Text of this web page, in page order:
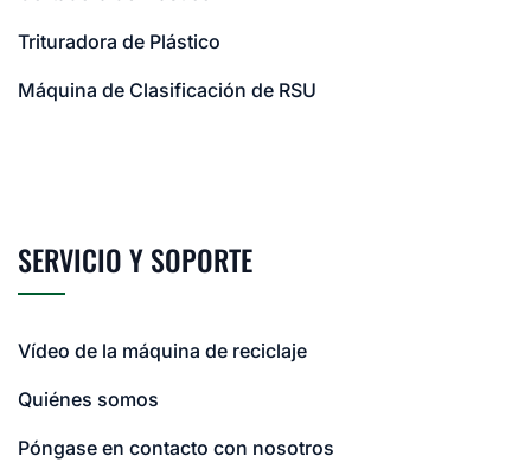
Trituradora de Plástico
Máquina de Clasificación de RSU
SERVICIO Y SOPORTE
Vídeo de la máquina de reciclaje
Quiénes somos
Póngase en contacto con nosotros